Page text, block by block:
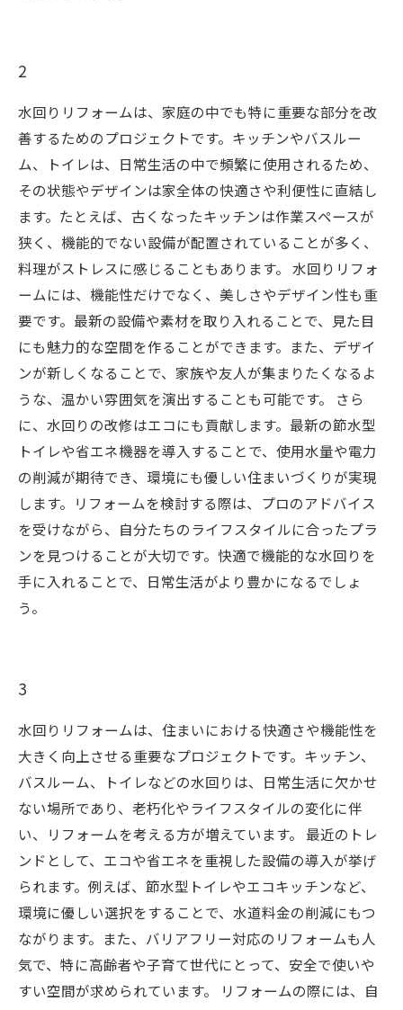
2
水回りリフォームは、家庭の中でも特に重要な部分を改
善するためのプロジェクトです。キッチンやバスルー
ム、トイレは、日常生活の中で頻繁に使用されるため、
その状態やデザインは家全体の快適さや利便性に直結し
ます。たとえば、古くなったキッチンは作業スペースが
狭く、機能的でない設備が配置されていることが多く、
料理がストレスに感じることもあります。 水回りリフォ
ームには、機能性だけでなく、美しさやデザイン性も重
要です。最新の設備や素材を取り入れることで、見た目
にも魅力的な空間を作ることができます。また、デザイ
ンが新しくなることで、家族や友人が集まりたくなるよ
うな、温かい雰囲気を演出することも可能です。 さら
に、水回りの改修はエコにも貢献します。最新の節水型
トイレや省エネ機器を導入することで、使用水量や電力
の削減が期待でき、環境にも優しい住まいづくりが実現
します。リフォームを検討する際は、プロのアドバイス
を受けながら、自分たちのライフスタイルに合ったプラ
ンを見つけることが大切です。快適で機能的な水回りを
手に入れることで、日常生活がより豊かになるでしょ
う。
3
水回りリフォームは、住まいにおける快適さや機能性を
大きく向上させる重要なプロジェクトです。キッチン、
バスルーム、トイレなどの水回りは、日常生活に欠かせ
ない場所であり、老朽化やライフスタイルの変化に伴
い、リフォームを考える方が増えています。 最近のトレ
ンドとして、エコや省エネを重視した設備の導入が挙げ
られます。例えば、節水型トイレやエコキッチンなど、
環境に優しい選択をすることで、水道料金の削減にもつ
ながります。また、バリアフリー対応のリフォームも人
気で、特に高齢者や子育て世代にとって、安全で使いや
すい空間が求められています。 リフォームの際には、自